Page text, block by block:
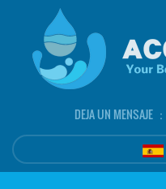
DEJA UN MENSAJE ：